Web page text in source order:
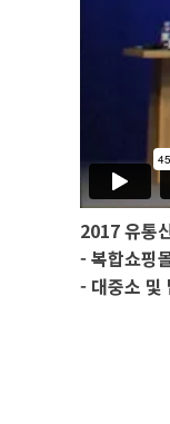
2017 유통
- 복합쇼핑
- 대중소 및